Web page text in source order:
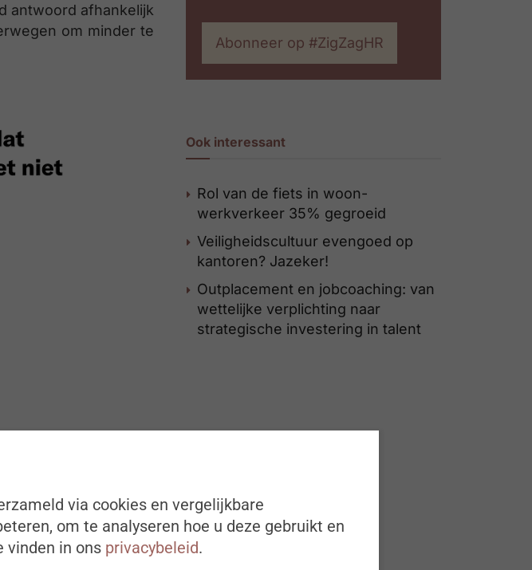
antwoord afhankelijk
om minder te
Abonneer op #ZigZagHR
Ook interessant
Rol van de fiets in woon-
werkverkeer 35% gegroeid
Veiligheidscultuur evengoed op
kantoren? Jazeker!
Outplacement en jobcoaching: van
wettelijke verplichting naar
strategische investering in talent
via cookies en vergelijkbare
om te analyseren hoe u deze gebruikt en
vinden in ons privacybeleid.